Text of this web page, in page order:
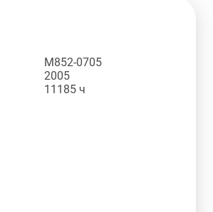
M852-0705
2005
11185 ч